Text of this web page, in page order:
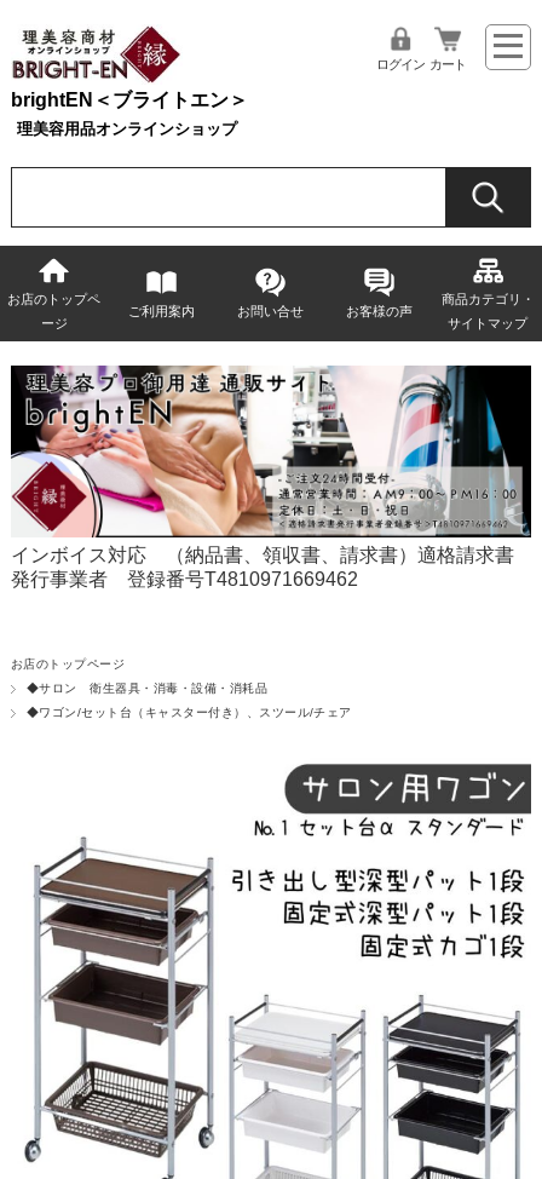
brightEN＜ブライトエン＞
理美容用品オンラインショップ
ログイン カート
お店のトップペ
ージ
ご利用案内 お問い合せ お客様の声
商品カテゴリ・
サイトマップ
インボイス対応 （納品書、領収書、請求書）適格請求書
発行事業者 登録番号T4810971669462
お店のトップページ
◆サロン 衛生器具・消毒・設備・消耗品
◆ワゴン/セット台（キャスター付き）、スツール/チェア